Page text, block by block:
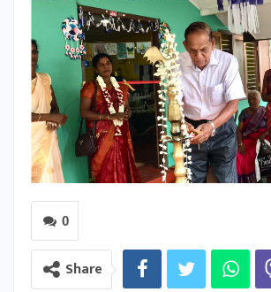
0
Share